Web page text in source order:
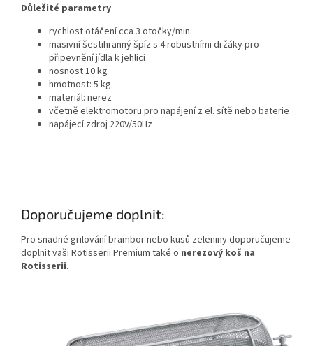
Důležité parametry
rychlost otáčení cca 3 otočky/min.
masivní šestihranný špíz s 4 robustními držáky pro
připevnění jídla k jehlici
nosnost 10 kg
hmotnost: 5 kg
materiál: nerez
včetně elektromotoru pro napájení z el. sítě nebo baterie
napájecí zdroj 220V/50Hz
Doporučujeme doplnit:
Pro snadné grilování brambor nebo kusů zeleniny doporučujeme
doplnit vaši Rotisserii Premium také o nerezový koš na
Rotisserii.